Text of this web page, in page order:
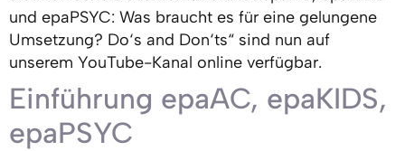
und epaPSYC: Was braucht es für eine gelungene
Umsetzung? Do‘s and Don‘ts“ sind nun auf
unserem YouTube-Kanal online verfügbar.
Einführung epaAC, epaKIDS,
epaPSYC